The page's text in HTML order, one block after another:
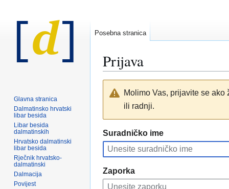
Prijava
na
navigaciju
na
pretraživanje
Molimo Vas, prijavite se
ili radnji.
Suradničko ime
Zaporka
Posebna stranica
Glavna stranica
Dalmatinsko hrvatski
libar besida
Libar besida
dalmatinskih
Hrvatsko dalmatinski
libar besida
Rječnik hrvatsko-
dalmatinski
Dalmacija
Povijest